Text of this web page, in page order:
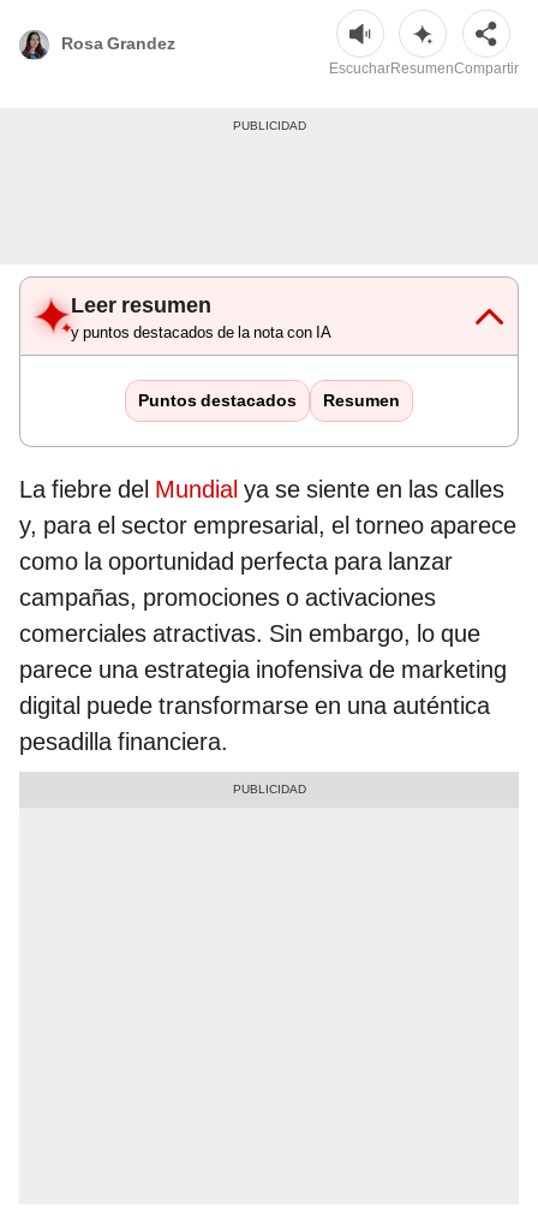
Rosa Grandez
EscucharResumenCompartir
Leer resumen
y puntos destacados de la nota con IA
Puntos destacados Resumen
La fiebre del Mundial ya se siente en las calles
y, para el sector empresarial, el torneo aparece
como la oportunidad perfecta para lanzar
campañas, promociones o activaciones
comerciales atractivas. Sin embargo, lo que
parece una estrategia inofensiva de marketing
digital puede transformarse en una auténtica
pesadilla financiera.